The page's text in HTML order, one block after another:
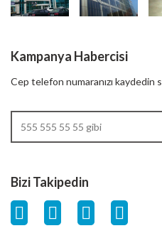
Kampanya Habercisi
Cep telefon numaranızı kaydedin
Bizi Takipedin